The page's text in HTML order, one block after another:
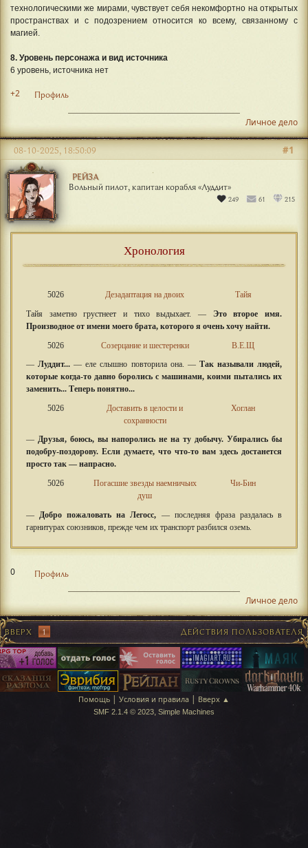
технологическими же мирами, чувствует себя некомфортно на открытых
пространствах и с подозрением относится ко всему, связанному с
магией.
8. Уровень персонажа и вид источника
6 уровень, источника нет
+2 Профиль
Личное дело
РЕЙЗА
Вольный пилот, капитан корабля «Луддит»
249 61 215
#1
08-10-2025, 18:50:09
Хронология
5026 Дезадаптация на двоих
Тайя
Тайя заметно грустнеет и тихо выдыхает. — Это второе имя.
Производное от имени моего брата, которого я очень хочу найти.
5026
Созерцание и шестеренки
В.Е.Щ
—Луддит... — еле слышно повторила она. — Так называли людей,
которые когда-то давно боролись с машинами, коими пытались их
заменить... Теперь понятно...
5026
Доставить в целости и
сохранности
Хоглан
— Друзья, боюсь, вы напоролись не на ту добычу. Убирались бы
подобру-поздорову. Если думаете, что что-то вам здесь достанется
просто так — напрасно.
5026
Погасшие звезды наемничьих
душ
Чи-Бин
— Добро пожаловать на Легосс, — последняя фраза раздалась в
гарнитурах союзников, прежде чем их транспорт разбился оземь.
0 Профиль
Личное дело
ВВЕРХ 1 ДЕЙСТВИЯ ПОЛЬЗОВАТЕЛЯ
Помощь | Условия и правила | Вверх ▲
SMF 2.1.4 © 2023, Simple Machines